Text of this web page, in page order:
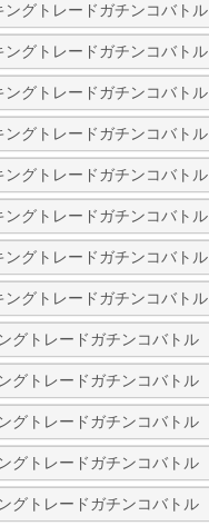
ングトレードガチンコバトル
ングトレードガチンコバトル
ングトレードガチンコバトル
ングトレードガチンコバトル
ングトレードガチンコバトル
ングトレードガチンコバトル
ングトレードガチンコバトル
ングトレードガチンコバトル
グトレードガチンコバトル
グトレードガチンコバトル
グトレードガチンコバトル
グトレードガチンコバトル
グトレードガチンコバトル